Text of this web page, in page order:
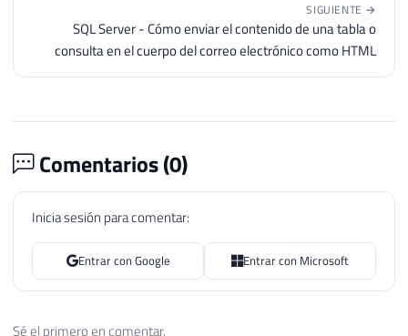
SIGUIENTE →
SQL Server - Cómo enviar el contenido de una tabla o
consulta en el cuerpo del correo electrónico como HTML
Comentarios (0)
Inicia sesión para comentar:
Entrar con Google Entrar con Microsoft
Sé el primero en comentar.